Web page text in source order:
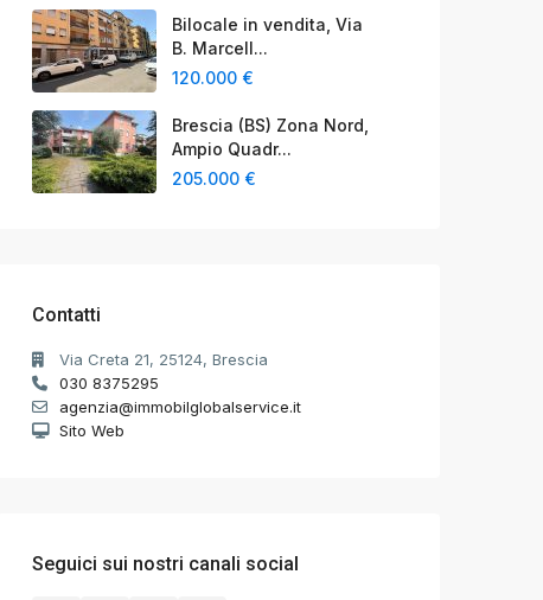
Bilocale in vendita, Via
B. Marcell...
120.000 €
Brescia (BS) Zona Nord,
Ampio Quadr...
205.000 €
Contatti
Via Creta 21, 25124, Brescia
030 8375295
agenzia@immobilglobalservice.it
Sito Web
Seguici sui nostri canali social